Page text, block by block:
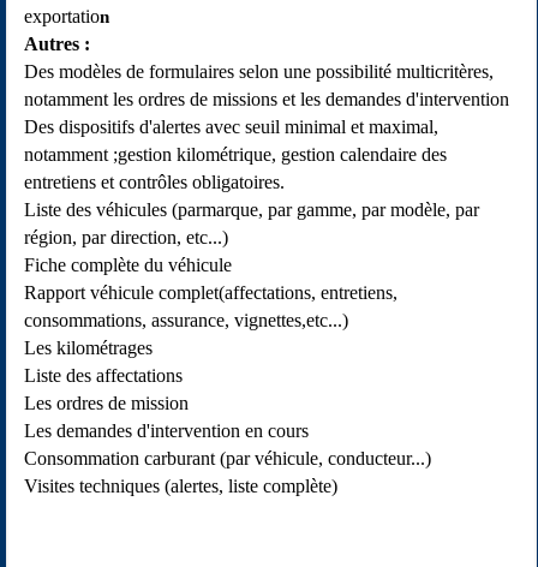
exportation
Autres :
Des modèles de formulaires selon une possibilité multicritères,
notamment les ordres de missions et les demandes d'intervention
Des dispositifs d'alertes avec seuil minimal et maximal,
notamment ;gestion kilométrique, gestion calendaire des
entretiens et contrôles obligatoires.
Liste des véhicules (parmarque, par gamme, par modèle, par
région, par direction, etc...)
Fiche complète du véhicule
Rapport véhicule complet(affectations, entretiens,
consommations, assurance, vignettes,etc...)
Les kilométrages
Liste des affectations
Les ordres de mission
Les demandes d'intervention en cours
Consommation carburant (par véhicule, conducteur...)
Visites techniques (alertes, liste complète)